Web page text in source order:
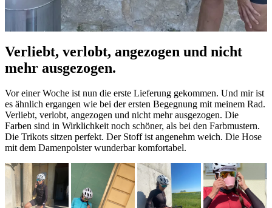
Verliebt, verlobt, angezogen und nicht
mehr ausgezogen.
Vor einer Woche ist nun die erste Lieferung gekommen. Und mir ist
es ähnlich ergangen wie bei der ersten Begegnung mit meinem Rad.
Verliebt, verlobt, angezogen und nicht mehr ausgezogen. Die
Farben sind in Wirklichkeit noch schöner, als bei den Farbmustern.
Die Trikots sitzen perfekt. Der Stoff ist angenehm weich. Die Hose
mit dem Damenpolster wunderbar komfortabel.